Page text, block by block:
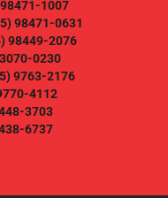
1007
98471-0631
98449-2076
0230
9763-2176
4112
3703
6737